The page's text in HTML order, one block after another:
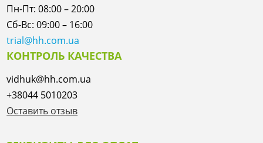
Пн-Пт: 08:00 – 20:00
Сб-Вс: 09:00 – 16:00
trial@hh.com.ua
КОНТРОЛЬ КАЧЕСТВА
vidhuk@hh.com.ua
+38044 5010203
Оставить отзыв